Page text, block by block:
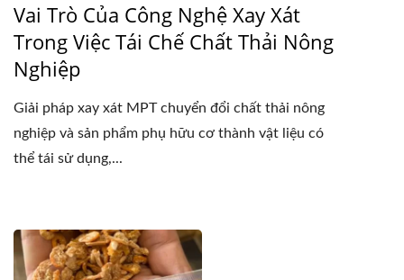
Vai Trò Của Công Nghệ Xay Xát
Trong Việc Tái Chế Chất Thải Nông
Nghiệp
Giải pháp xay xát MPT chuyển đổi chất thải nông
nghiệp và sản phẩm phụ hữu cơ thành vật liệu có
thể tái sử dụng,...